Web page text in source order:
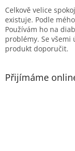
Celkově velice
existuje. Podle
Používám ho na
problémy. Se
produkt doporučit.
Přijímáme